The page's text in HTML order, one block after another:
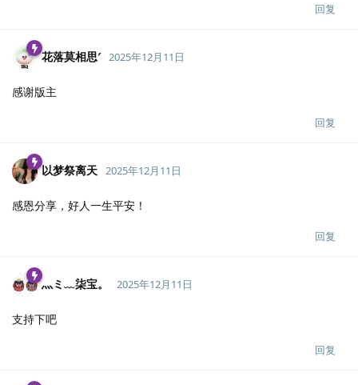
回复
花落莫相思′ 2025年12月11日
感谢版主
回复
以梦祭离天 2025年12月11日
感恩分享，好人一生平安！
回复
灬ミ﹏柒宝。 2025年12月11日
支持下吧
回复